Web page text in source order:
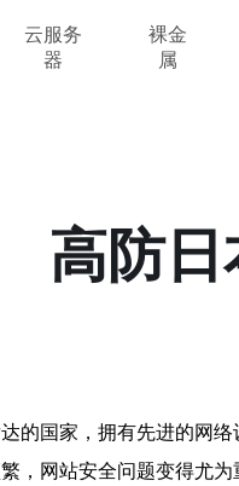
云服务
器
裸金
属
高防
的国家，拥有先进的网
，网站安全问题变得尤